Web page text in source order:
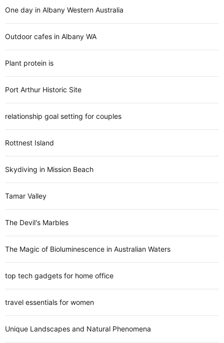
One day in Albany Western Australia
Outdoor cafes in Albany WA
Plant protein is
Port Arthur Historic Site
relationship goal setting for couples
Rottnest Island
Skydiving in Mission Beach
Tamar Valley
The Devil's Marbles
The Magic of Bioluminescence in Australian Waters
top tech gadgets for home office
travel essentials for women
Unique Landscapes and Natural Phenomena